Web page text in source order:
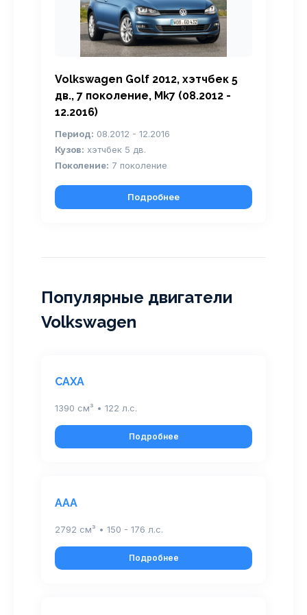
Volkswagen Golf 2012, хэтчбек 5
дв., 7 поколение, Mk7 (08.2012 -
12.2016)
Период: 08.2012 - 12.2016
Кузов: хэтчбек 5 дв.
Поколение: 7 поколение
Подробнее
Популярные двигатели
Volkswagen
CAXA
1390 см³ • 122 л.с.
Подробнее
AAA
2792 см³ • 150 - 176 л.с.
Подробнее